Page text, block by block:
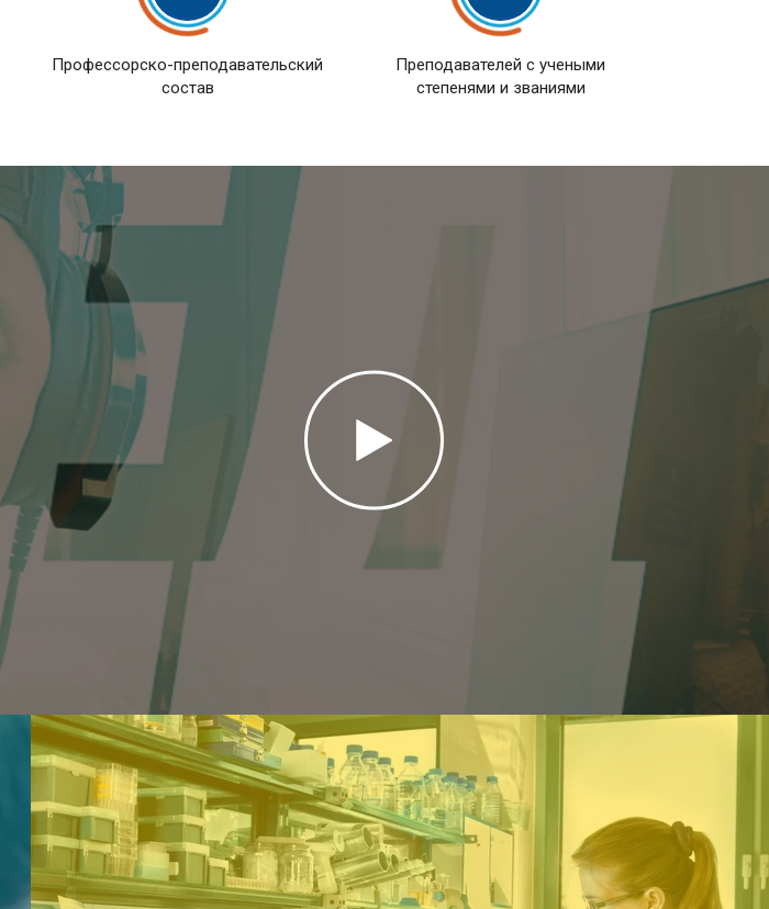
Профессорско-преподавательский
состав
Преподавателей с учеными
степенями и званиями